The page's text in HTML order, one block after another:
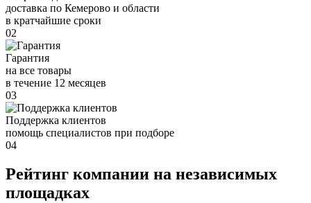
доставка по Кемерово и области
в кратчайшие сроки
02
Гарантия
на все товары
в течение 12 месяцев
03
Поддержка клиентов
помощь специалистов при подборе
04
Рейтинг компании на независимых
площадках